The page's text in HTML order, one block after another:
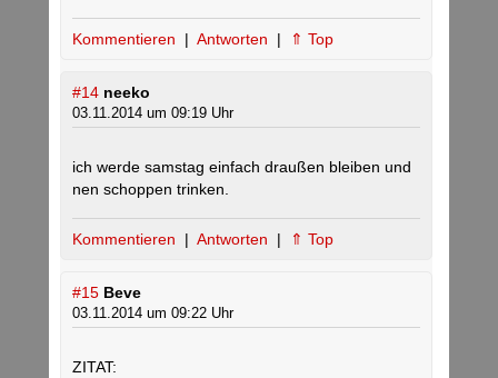
Kommentieren | Antworten | ⇑ Top
#14 neeko
03.11.2014 um 09:19 Uhr
ich werde samstag einfach draußen bleiben und
nen schoppen trinken.
Kommentieren | Antworten | ⇑ Top
#15 Beve
03.11.2014 um 09:22 Uhr
ZITAT: